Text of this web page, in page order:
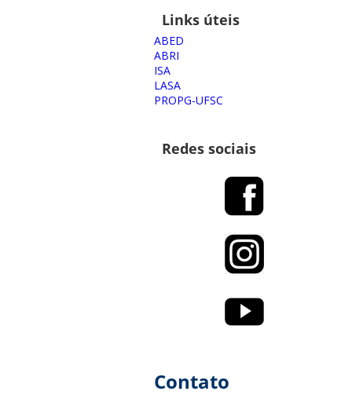
Links úteis
ABED
ABRI
ISA
LASA
PROPG-UFSC
Redes sociais
Contato